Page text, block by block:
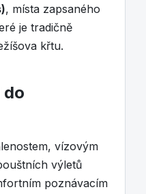
, místa zapsaného
je tradičně
křtu.
do
vízovým
výletů
poznávacím